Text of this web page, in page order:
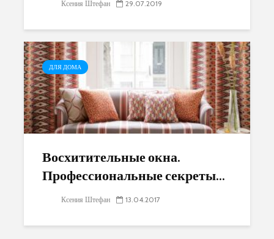
Ксения Штефан 29.07.2019
ДЛЯ ДОМА
Восхитительные окна.
Профессиональные секреты...
Ксения Штефан 13.04.2017